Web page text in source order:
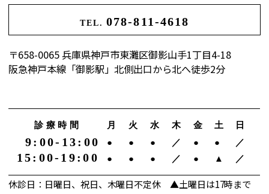
TEL. 078-811-4618
〒658-0065 兵庫県神戸市東灘区御影山手1丁目4-18
阪急神戸本線「御影駅」北側出口から北へ徒歩2分
診療時間 月 火 水 木 金 土 日
9:00-13:00 ● ● ● ／ ● ● ／
15:00-19:00 ● ● ● ／ ● ▲ ／
休診日：日曜日、祝日、木曜日不定休 ▲土曜日は17時まで